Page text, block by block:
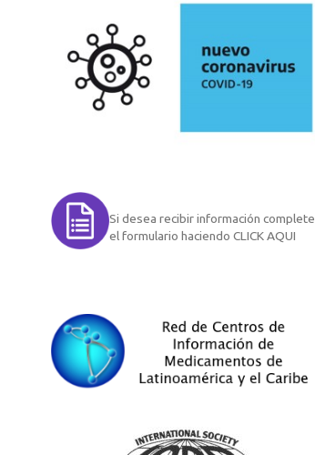
Si desea recibir información complete
el formulario haciendo CLICK AQUI